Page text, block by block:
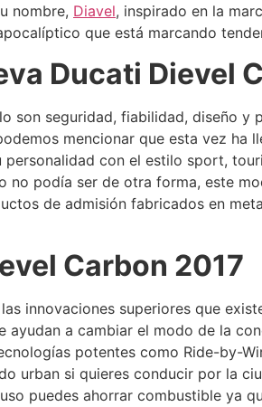
nombre, Diavel, inspirado en la
que está marcando
Ducati Dievel
son seguridad, fiabilidad, diseño
mencionar que esta vez ha
con el estilo sport,
podía ser de otra forma, este
de admisión fabricados en
Carbon 2017
innovaciones superiores que
a cambiar el modo de la
potentes como Ride-by-
urban si quieres conducir por la
puedes ahorrar combustible ya